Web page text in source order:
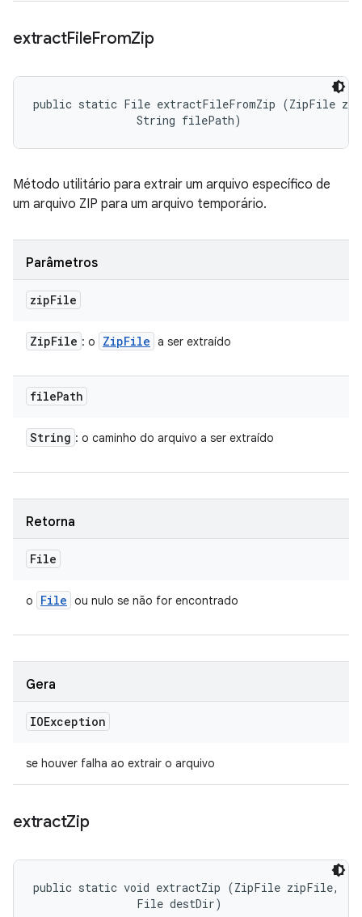
extractFileFromZip
public static File extractFileFromZip (ZipFile
                String filePath)
Método utilitário para extrair um arquivo específico de
um arquivo ZIP para um arquivo temporário.
Parâmetros
zipFile
ZipFile : o ZipFile a ser extraído
filePath
String : o caminho do arquivo a ser extraído
Retorna
File
o File ou nulo se não for encontrado
Gera
IOException
se houver falha ao extrair o arquivo
extractZip
public static void extractZip (ZipFile zipFile,
                File destDir)